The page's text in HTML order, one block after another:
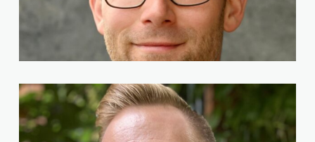
Simon Tews